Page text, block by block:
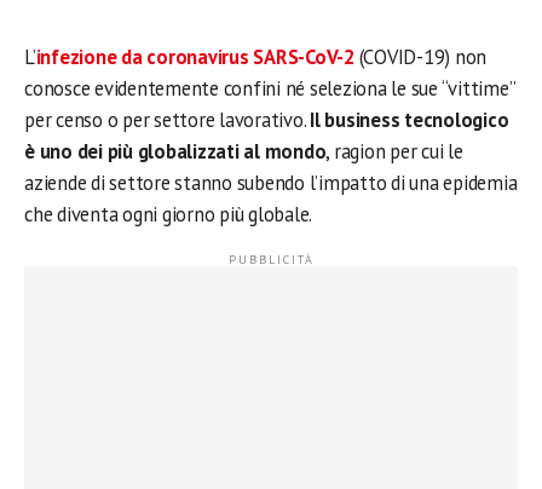
L’infezione da coronavirus SARS-CoV-2 (COVID-19) non
conosce evidentemente confini né seleziona le sue “vittime”
per censo o per settore lavorativo.Il business tecnologico
è uno dei più globalizzati al mondo, ragion per cui le
aziende di settore stanno subendo l’impatto di una epidemia
che diventa ogni giorno più globale.